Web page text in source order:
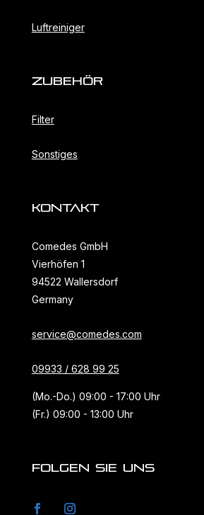
Luftreiniger
ZubehöR
Filter
Sonstiges
KONTAKT
Comedes GmbH
Vierhöfen 1
94522 Wallersdorf
Germany
service@comedes.com
09933 / 628 99 25
(Mo.-Do.) 09:00 - 17:00 Uhr
(Fr.) 09:00 - 13:00 Uhr
FOLGEN SIE UNS